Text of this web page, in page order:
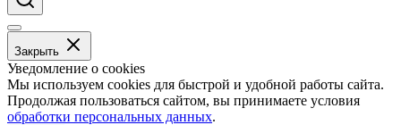
Закрыть
Уведомление о cookies
Мы используем cookies для быстрой и удобной работы сайта.
Продолжая пользоваться сайтом, вы принимаете условия
обработки персональных данных.